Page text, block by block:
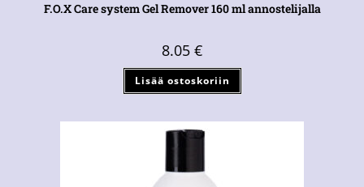
F.O.X Care system Gel Remover 160 ml annostelijalla
8.05 €
Lisää ostoskoriin